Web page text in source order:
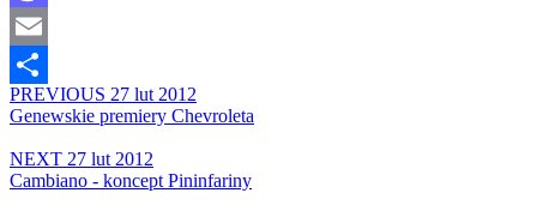
Mastodon
Email
Share
PREVIOUS 27 lut 2012
Genewskie premiery Chevroleta
NEXT 27 lut 2012
Cambiano - koncept Pininfariny